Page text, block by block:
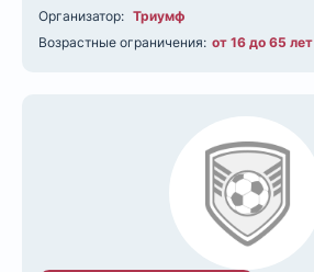
Организатор: Триумф
Возрастные ограничения: от 16 до 65 лет